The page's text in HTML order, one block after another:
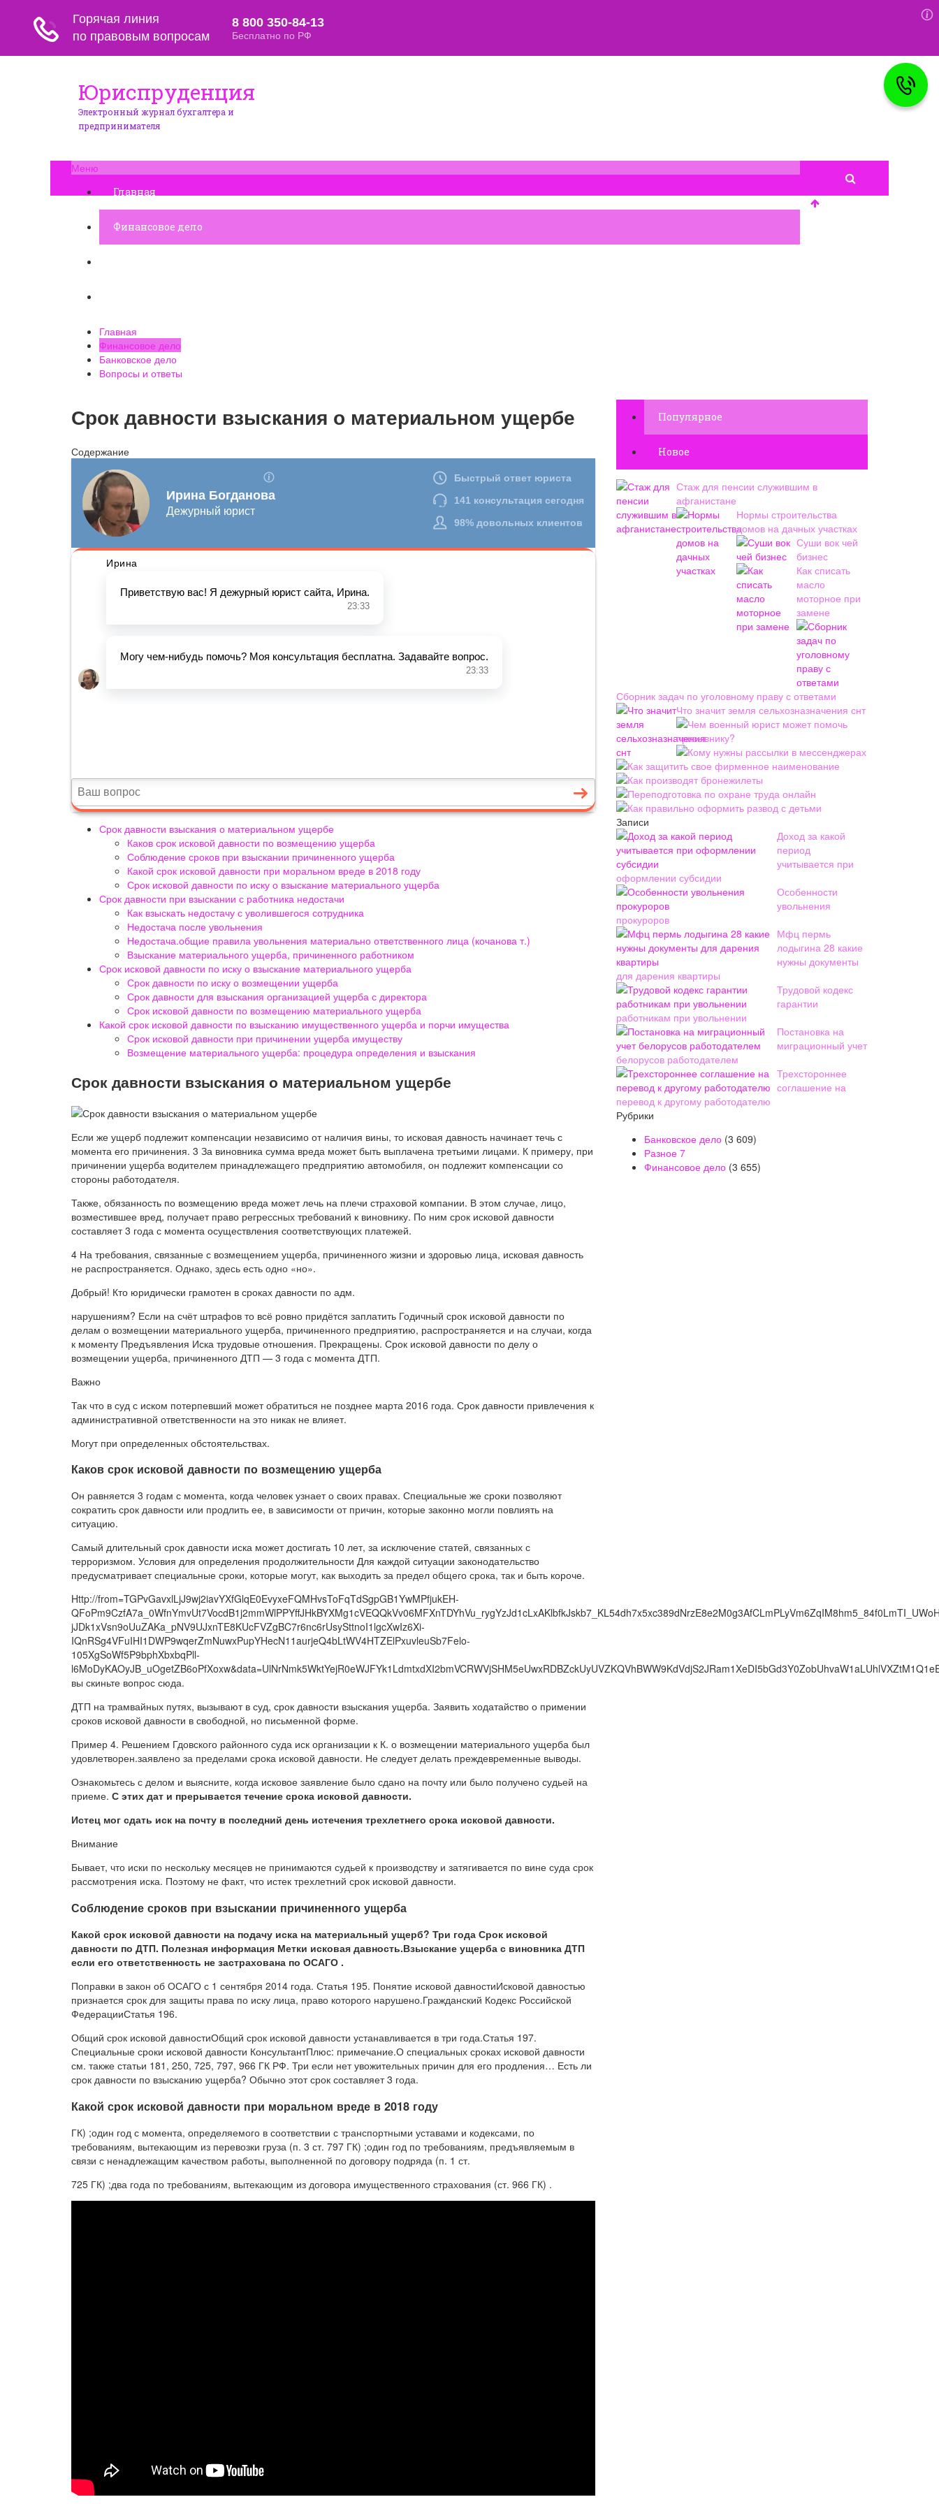
Юриспруденция
Электронный журнал бухгалтера и
предпринимателя
Меню
Главная
Финансовое дело
Главная
Финансовое дело
Банковское дело
Вопросы и ответы
Срок давности взыскания о материальном ущербе
Содержание
Срок давности взыскания о материальном ущербе
Каков срок исковой давности по возмещению ущерба
Соблюдение сроков при взыскании причиненного ущерба
Какой срок исковой давности при моральном вреде в 2018 году
Срок исковой давности по иску о взыскание материального ущерба
Срок давности при взыскании с работника недостачи
Как взыскать недостачу с уволившегося сотрудника
Недостача после увольнения
Недостача.общие правила увольнения материально ответственного лица (кочанова т.)
Взыскание материального ущерба, причиненного работником
Срок исковой давности по иску о взыскание материального ущерба
Срок давности по иску о возмещении ущерба
Срок давности для взыскания организацией ущерба с директора
Срок исковой давности по возмещению материального ущерба
Какой срок исковой давности по взысканию имущественного ущерба и порчи имущества
Срок исковой давности при причинении ущерба имуществу
Возмещение материального ущерба: процедура определения и взыскания
Срок давности взыскания о материальном ущербе
Если же ущерб подлежит компенсации независимо от наличия вины, то исковая давность начинает течь с
момента его причинения. 3 За виновника сумма вреда может быть выплачена третьими лицами. К примеру, при
причинении ущерба водителем принадлежащего предприятию автомобиля, он подлежит компенсации со
стороны работодателя.
Также, обязанность по возмещению вреда может лечь на плечи страховой компании. В этом случае, лицо,
возместившее вред, получает право регрессных требований к виновнику. По ним срок исковой давности
составляет 3 года с момента осуществления соответствующих платежей.
4 На требования, связанные с возмещением ущерба, причиненного жизни и здоровью лица, исковая давность
не распространяется. Однако, здесь есть одно «но».
Добрый! Кто юридически грамотен в сроках давности по адм.
нарушениям? Если на счёт штрафов то всё ровно придётся заплатить Годичный срок исковой давности по
делам о возмещении материального ущерба, причиненного предприятию, распространяется и на случаи, когда
к моменту Предъявления Иска трудовые отношения. Прекращены. Срок исковой давности по делу о
возмещении ущерба, причиненного ДТП — 3 года с момента ДТП.
Важно
Так что в суд с иском потерпевший может обратиться не позднее марта 2016 года. Срок давности привлечения к
административной ответственности на это никак не влияет.
Могут при определенных обстоятельствах.
Каков срок исковой давности по возмещению ущерба
Он равняется 3 годам с момента, когда человек узнает о своих правах. Специальные же сроки позволяют
сократить срок давности или продлить ее, в зависимости от причин, которые законно могли повлиять на
ситуацию.
Самый длительный срок давности иска может достигать 10 лет, за исключение статей, связанных с
терроризмом. Условия для определения продолжительности Для каждой ситуации законодательство
предусматривает специальные сроки, которые могут, как выходить за предел общего срока, так и быть короче.
Http://from=TGPvGavxlLjJ9wj2iavYXfGlqE0EvyxeFQMHvsToFqTdSgpGB1YwMPfjukEH-
jJDk1xVsn9oUuZAKa_pNV9UJxnTE8KUcFVZgBC7r6nc6rUsySttnoI1lgcXwIz6Xi-
IQnRSg4VFuIHI1DWP9wqerZmNuwxPupYHecN11aurjeQ4bLtWV4HTZElPxuvleuSb7Felo-
105XgSoWf5P9bphXbxbqPll-
вы скиньте вопрос сюда.
ДТП на трамвайных путях, вызывают в суд, срок давности взыскания ущерба. Заявить ходатайство о примении
сроков исковой давности в свободной, но письменной форме.
Пример 4. Решением Гдовского районного суда иск организации к К. о возмещении материального ущерба был
удовлетворен.заявлено за пределами срока исковой давности. Не следует делать преждевременные выводы.
Ознакомьтесь с делом и выясните, когда исковое заявление было сдано на почту или было получено судьей на
приеме. С этих дат и прерывается течение срока исковой давности.
Истец мог сдать иск на почту в последний день истечения трехлетнего срока исковой давности.
Внимание
Бывает, что иски по нескольку месяцев не принимаются судьей к производству и затягивается по вине суда срок
рассмотрения иска. Поэтому не факт, что истек трехлетний срок исковой давности.
Соблюдение сроков при взыскании причиненного ущерба
Какой срок исковой давности на подачу иска на материальный ущерб? Три года Срок исковой
давности по ДТП. Полезная информация Метки исковая давность.Взыскание ущерба с виновника ДТП
если его ответственность не застрахована по ОСАГО .
Поправки в закон об ОСАГО с 1 сентября 2014 года. Статья 195. Понятие исковой давностиИсковой давностью
признается срок для защиты права по иску лица, право которого нарушено.Гражданский Кодекс Российской
ФедерацииСтатья 196.
Общий срок исковой давностиОбщий срок исковой давности устанавливается в три года.Статья 197.
Специальные сроки исковой давности КонсультантПлюс: примечание.О специальных сроках исковой давности
см. также статьи 181, 250, 725, 797, 966 ГК РФ. Три если нет увожительных причин для его продления… Есть ли
срок давности по взысканию ущерба? Обычно этот срок составляет 3 года.
Какой срок исковой давности при моральном вреде в 2018 году
ГК) ;один год с момента, определяемого в соответствии с транспортными уставами и кодексами, по
требованиям, вытекающим из перевозки груза (п. 3 ст. 797 ГК) ;один год по требованиям, предъявляемым в
связи с ненадлежащим качеством работы, выполненной по договору подряда (п. 1 ст.
725 ГК) ;два года по требованиям, вытекающим из договора имущественного страхования (ст. 966 ГК) .
Популярное
Новое
Стаж для пенсии служившим в
афганистане
Нормы строительства
домов на дачных участках
Суши вок чей
бизнес
Как списать
масло
моторное при
замене
Сборник задач по уголовному праву с ответами
Что значит земля сельхозназначения снт
Чем военный юрист может помочь
призывнику?
Кому нужны рассылки в мессенджерах
Как защитить свое фирменное наименование
Как производят бронежилеты
Переподготовка по охране труда онлайн
Как правильно оформить развод с детьми
Записи
Доход за какой
период
учитывается при
оформлении субсидии
Особенности
увольнения
прокуроров
Мфц пермь
лодыгина 28 какие
нужны документы
для дарения квартиры
Трудовой кодекс
гарантии
работникам при увольнении
Постановка на
миграционный учет
белорусов работодателем
Трехстороннее
соглашение на
перевод к другому работодателю
Рубрики
Банковское дело (3 609)
Разное 7
Финансовое дело (3 655)